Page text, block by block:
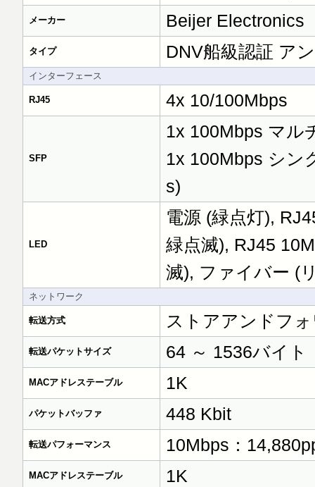
メーカー Beijer Electronics
タイプ DNV船級認証 ア
インターフェース
RJ45 4x 10/100Mbps
SFP
1x 100Mbps マル
1x 100Mbps シン
s)
LED
電源 (緑点灯),
緑点滅), RJ45
滅), ファイバー (
ネットワーク
転送方式 ストアアンドフ
転送パケットサイズ 64 ～ 1536バイト
MACアドレステーブル 1K
パケットバッファ 448 Kbit
転送パフォーマンス 10Mbps：
MACアドレステーブル 1K